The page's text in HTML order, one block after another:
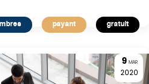
payant gratuit
9 MAR
2020